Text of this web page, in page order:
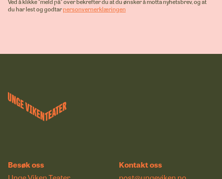
du har lest og godtarpersonvernerklæringen
Besøk oss
Kontakt oss